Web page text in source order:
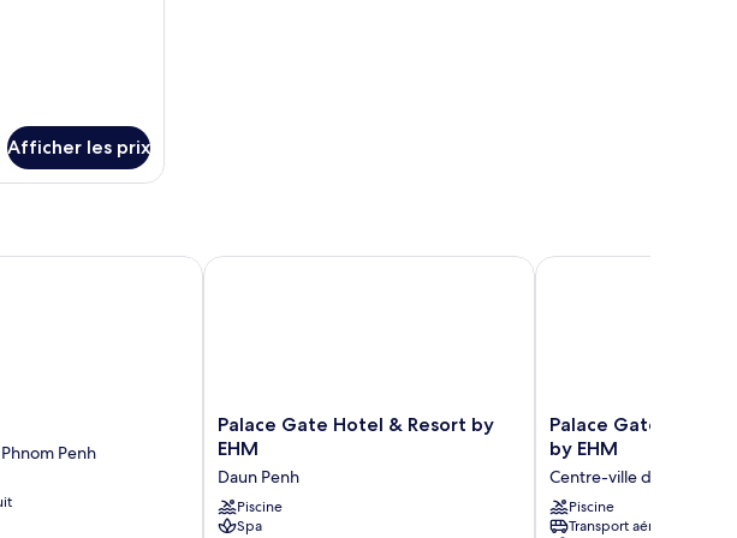
Afficher les prix
Penh
Palace
Gate
&
Resort
by
Palace Gate Hotel & Resort by
EHM
Daun Penh
Piscine
Spa
Palace Gate Hotel & Resort by EHM
Palace
Gate
Hotel
&
Residence
by
Palace Gate Hotel
by EHM
Centre-ville de Phnom
Piscine
Transport aéroportuaire
Palace Gate Hotel &